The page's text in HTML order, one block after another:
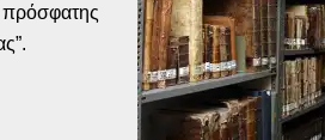
πρόσφατης